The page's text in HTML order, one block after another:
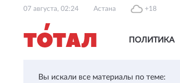
07 августа, 02:24 Астана +18
ПОЛИТИКА
Вы искали все материалы по теме: